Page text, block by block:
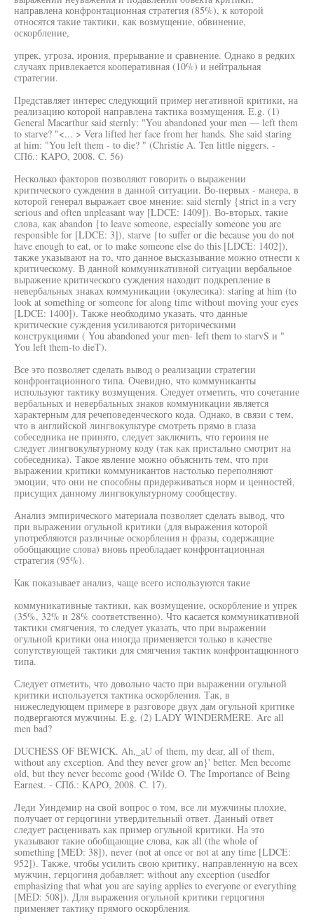
направлена конфронтационная стратегия (85%), к которой
относятся такие тактики, как возмущение, обвинение,
оскорбление,
упрек, угроза, ирония, прерывание и сравнение. Однако в редких
случаях привлекается кооперативная (10%) и нейтральная
стратегии.
Представляет интерес следующий пример негативной критики, на
реализацию которой направлена тактика возмущения. E.g. (1)
General Macarthur said sternly: "You abandoned your men — left them
to starve? "<... > Vera lifted her face from her hands. She said staring
at him: "You left them - to die? " (Christie A. Ten little niggers. -
СПб.: KAPO, 2008. C. 56)
Несколько факторов позволяют говорить о выражении
критического суждения в данной ситуации. Во-первых - манера, в
которой генерал выражает свое мнение: said sternly {strict in a very
serious and often unpleasant way [LDCE: 1409]). Во-вторых, такие
слова, как abandon {to leave someone, especially someone you are
responsible for [LDCE: 3]), starve {to suffer or die because you do not
have enough to eat, or to make someone else do this [LDCE: 1402]),
также указывают на то, что данное высказывание можно отнести к
критическому. В данной коммуникативной ситуации вербальное
выражение критического суждения находит подкрепление в
невербальных знаках коммуникации (окулесика): staring at him (to
look at something or someone for along time without moving your eyes
[LDCE: 1400]). Также необходимо указать, что данные
критические суждения усиливаются риторическими
конструкциями ( You abandoned your men- left them to starvS и "
You left them-to dieT).
Все это позволяет сделать вывод о реализации стратегии
конфронтационного типа. Очевидно, что коммуниканты
используют тактику возмущения. Следует отметить, что сочетание
вербальных и невербальных знаков коммуникации является
характерным для речеповеденческого кода. Однако, в связи с тем,
что в английской лингвокультуре смотреть прямо в глаза
собеседника не принято, следует заключить, что героиня не
следует лингвокультурному коду (так как пристально смотрит на
собеседника). Такое явление можно объяснить тем, что при
выражении критики коммуникантов настолько переполняют
эмоции, что они не способны придерживаться норм и ценностей,
присущих данному лингвокультурному сообществу.
Анализ эмпирического материала позволяет сделать вывод, что
при выражении огульной критики (для выражения которой
употребляются различные оскорбления н фразы, содержащие
обобщающие слова) вновь преобладает конфронтационная
стратегия (95%).
Как показывает анализ, чаще всего используются такие
коммуникативные тактики, как возмущение, оскорбление и упрек
(35%, 32% и 28% соответственно). Что касается коммуникативной
тактики смягчения, то следует указать, что при выражении
огульной критики она иногда применяется только в качестве
сопутствующей тактики для смягчения тактик конфронтащюнного
типа.
Следует отметить, что довольно часто при выражении огульной
критики используется тактика оскорбления. Так, в
нижеследующем примере в разговоре двух дам огульной критике
подвергаются мужчины. E.g. (2) LADY WINDERMERE. Are all
men bad?
DUCHESS OF BEWICK. Ah,_aU of them, my dear, all of them,
without any exception. And they never grow an}' better. Men become
old, but they never become good (Wilde O. The Importance of Being
Earnest. - СПб.: KAPO, 2008. C. 17).
Леди Уиндемир на свой вопрос о том, все ли мужчины плохие,
получает от герцогини утвердительный ответ. Данный ответ
следует расценивать как пример огульной критики. На это
указывают такие обобщающие слова, как all (the whole of
something [MED: 38]), never (not at once or not at any time [LDCE:
952]). Также, чтобы усилить свою критику, направленную на всех
мужчин, герцогиня добавляет: without any exception (usedfor
emphasizing that what you are saying applies to everyone or everything
[MED: 508]). Для выражения огульной критики герцогиня
применяет тактику прямого оскорбления.